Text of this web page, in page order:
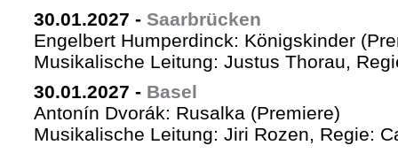
30.01.2027 - Saarbrücken
Engelbert Humperdinck: Königskinder
Musikalische Leitung: Justus Thorau,
30.01.2027 - Basel
Antonín Dvorák: Rusalka (Premiere)
Musikalische Leitung: Jiri Rozen, Regie: